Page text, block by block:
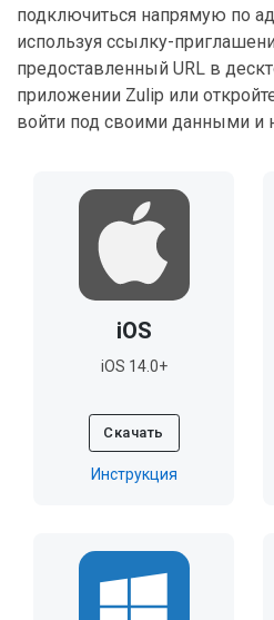
подключиться напрямую по
используя ссылку-
предоставленный URL в
приложении Zulip или
войти под своими данными и
iOS
iOS 14.0+
Скачать
Инструкция